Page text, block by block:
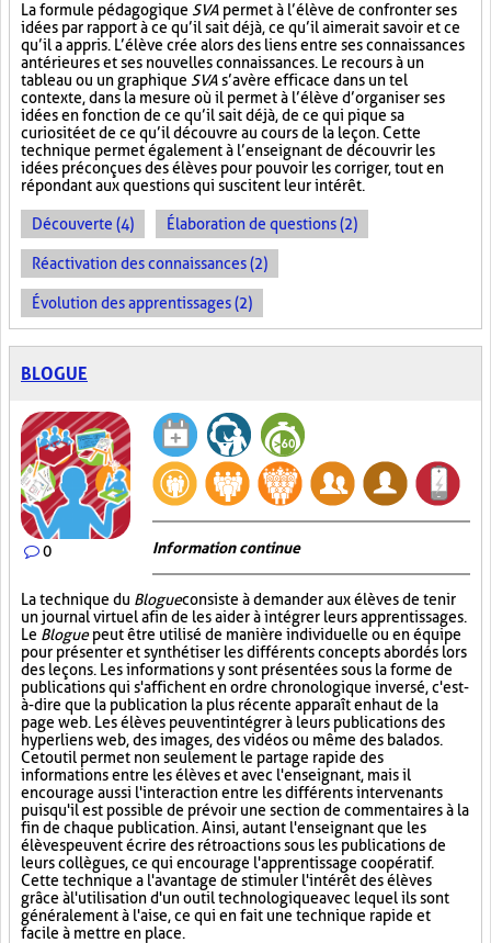
La formule pédagogique SVA permet à l’élève de confronter ses
idées par rapport à ce qu’il sait déjà, ce qu’il aimerait savoir et ce
qu’il a appris. L’élève crée alors des liens entre ses connaissances
antérieures et ses nouvelles connaissances. Le recours à un
tableau ou un graphique SVA s’avère efficace dans un tel
contexte, dans la mesure où il permet à l’élève d’organiser ses
idées en fonction de ce qu’il sait déjà, de ce qui pique sa
curiosité et de ce qu’il découvre au cours de la leçon. Cette
technique permet également à l’enseignant de découvrir les
idées préconçues des élèves pour pouvoir les corriger, tout en
répondant aux questions qui suscitent leur intérêt.
Découverte (4) Élaboration de questions (2)
Réactivation des connaissances (2)
Évolution des apprentissages (2)
BLOGUE
0 Information continue
La technique du Blogueconsiste à demander aux élèves de tenir
un journal virtuel afin de les aider à intégrer leurs apprentissages.
Le Bloguepeut être utilisé de manière individuelle ou en équipe
pour présenter et synthétiser les différents concepts abordés lors
des leçons. Les informations y sont présentées sous la forme de
publications qui s'affichent en ordre chronologique inversé, c'est-
à-dire que la publication la plus récente apparaît en haut de la
page web. Les élèves peuvent intégrer à leurs publications des
hyperliens web, des images, des vidéos ou même des balados.
Cet outil permet non seulement le partage rapide des
informations entre les élèves et avec l'enseignant, mais il
encourage aussi l'interaction entre les différents intervenants
puisqu'il est possible de prévoir une section de commentaires à la
fin de chaque publication. Ainsi, autant l'enseignant que les
élèves peuvent écrire des rétroactions sous les publications de
leurs collègues, ce qui encourage l'apprentissage coopératif.
Cette technique a l'avantage de stimuler l'intérêt des élèves
grâce à l'utilisation d'un outil technologique avec lequel ils sont
généralement à l'aise, ce qui en fait une technique rapide et
facile à mettre en place.